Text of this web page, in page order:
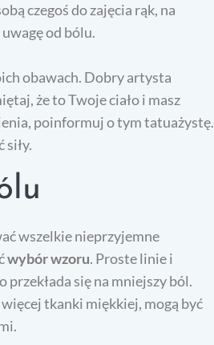
czegoś do zajęcia rąk, na
od bólu.
obawach. Dobry artysta
że to Twoje ciało i masz
poinformuj o tym tatuażystę.
wszelkie nieprzyjemne
wybór wzoru. Proste linie i
przekłada się na mniejszy ból.
tkanki miękkiej, mogą być